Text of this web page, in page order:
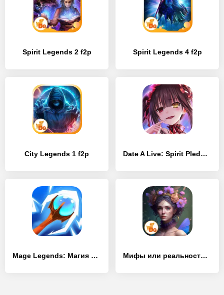
Spirit Legends 2 f2p Spirit Legends 4 f2p
City Legends 1 f2p Date A Live: Spirit Pledge – Global
Mage Legends: Магия лучник Мифы или реальность: Страны